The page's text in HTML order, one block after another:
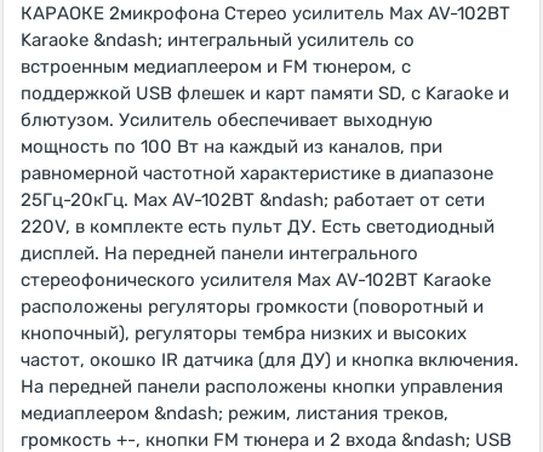
КАРАОКЕ 2микрофона Стерео усилитель Max AV-102BT
Karaoke &ndash; интегральный усилитель со
встроенным медиаплеером и FM тюнером, с
поддержкой USB флешек и карт памяти SD, с Karaoke и
блютузом. Усилитель обеспечивает выходную
мощность по 100 Вт на каждый из каналов, при
равномерной частотной характеристике в диапазоне
25Гц-20кГц. Max AV-102BT &ndash; работает от сети
220V, в комплекте есть пульт ДУ. Есть светодиодный
дисплей. На передней панели интегрального
стереофонического усилителя Max AV-102BT Karaoke
расположены регуляторы громкости (поворотный и
кнопочный), регуляторы тембра низких и высоких
частот, окошко IR датчика (для ДУ) и кнопка включения.
На передней панели расположены кнопки управления
медиаплеером &ndash; режим, листания треков,
громкость +-, кнопки FM тюнера и 2 входа &ndash; USB